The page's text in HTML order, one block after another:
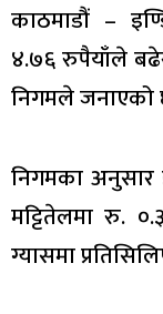
काठमाडौं –
४.७६ रुपैयाँले
निगमले जनाएको
निगमका
मट्टितेलमा रु.
ग्यासमा